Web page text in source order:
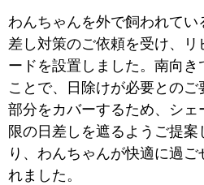
わんちゃんを外で飼われてい
差し対策のご依頼を受け、リ
ードを設置しました。南向
ことで、日除けが必要とのご
部分をカバーするため、シ
限の日差しを遮るようご提案
り、わんちゃんが快適に過
れました。